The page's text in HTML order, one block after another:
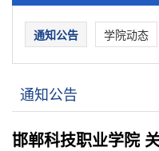
通知公告 学院动态
通知公告
邯郸科技职业学院